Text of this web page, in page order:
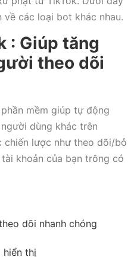
về các loại bot khác nhau.
: Giúp tăng
theo dõi
mềm giúp tự động
dùng khác trên
chiến lược như theo dõi/bỏ
khoản của bạn trông có
dõi nhanh chóng
hiển thị